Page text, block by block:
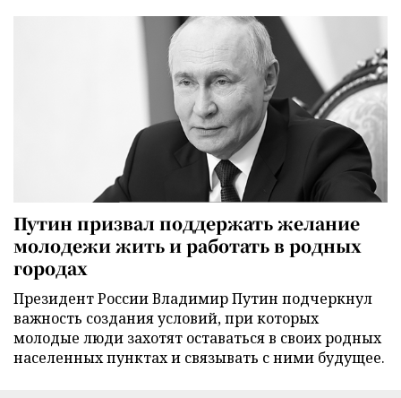
Путин призвал поддержать желание
молодежи жить и работать в родных
городах
Президент России Владимир Путин подчеркнул
важность создания условий, при которых
молодые люди захотят оставаться в своих родных
населенных пунктах и связывать с ними будущее.